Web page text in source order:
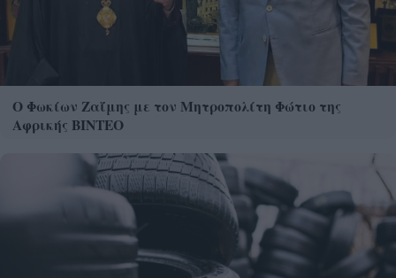
Ο Φωκίων Ζαΐμης με τον Μητροπολίτη Φώτιο της
Αφρικής ΒΙΝΤΕΟ